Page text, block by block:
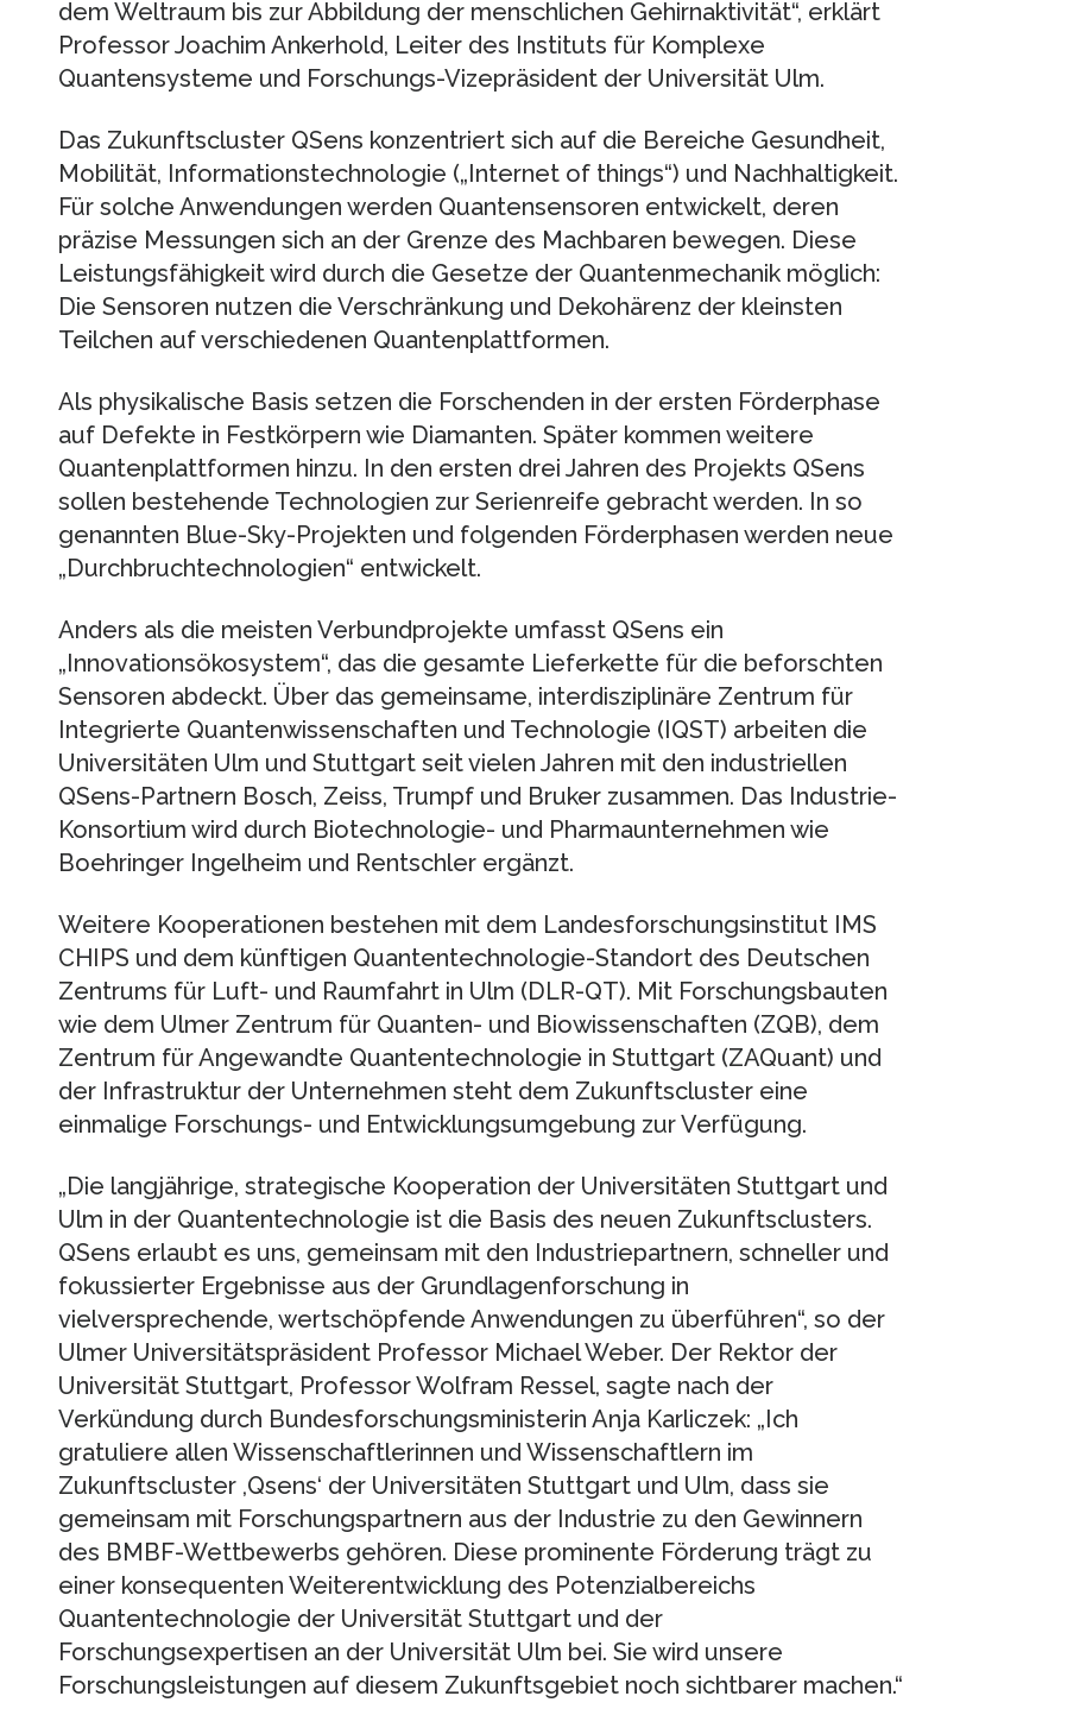
dem Weltraum bis zur Abbildung der menschlichen Gehirnaktivität“, erklärt
Professor Joachim Ankerhold, Leiter des Instituts für Komplexe
Quantensysteme und Forschungs-Vizepräsident der Universität Ulm.
Das Zukunftscluster QSens konzentriert sich auf die Bereiche Gesundheit,
Mobilität, Informationstechnologie („Internet of things“) und Nachhaltigkeit.
Für solche Anwendungen werden Quantensensoren entwickelt, deren
präzise Messungen sich an der Grenze des Machbaren bewegen. Diese
Leistungsfähigkeit wird durch die Gesetze der Quantenmechanik möglich:
Die Sensoren nutzen die Verschränkung und Dekohärenz der kleinsten
Teilchen auf verschiedenen Quantenplattformen.
Als physikalische Basis setzen die Forschenden in der ersten Förderphase
auf Defekte in Festkörpern wie Diamanten. Später kommen weitere
Quantenplattformen hinzu. In den ersten drei Jahren des Projekts QSens
sollen bestehende Technologien zur Serienreife gebracht werden. In so
genannten Blue-Sky-Projekten und folgenden Förderphasen werden neue
„Durchbruchtechnologien“ entwickelt.
Anders als die meisten Verbundprojekte umfasst QSens ein
„Innovationsökosystem“, das die gesamte Lieferkette für die beforschten
Sensoren abdeckt. Über das gemeinsame, interdisziplinäre Zentrum für
Integrierte Quantenwissenschaften und Technologie (IQST) arbeiten die
Universitäten Ulm und Stuttgart seit vielen Jahren mit den industriellen
QSens-Partnern Bosch, Zeiss, Trumpf und Bruker zusammen. Das Industrie-
Konsortium wird durch Biotechnologie- und Pharmaunternehmen wie
Boehringer Ingelheim und Rentschler ergänzt.
Weitere Kooperationen bestehen mit dem Landesforschungsinstitut IMS
CHIPS und dem künftigen Quantentechnologie-Standort des Deutschen
Zentrums für Luft- und Raumfahrt in Ulm (DLR-QT). Mit Forschungsbauten
wie dem Ulmer Zentrum für Quanten- und Biowissenschaften (ZQB), dem
Zentrum für Angewandte Quantentechnologie in Stuttgart (ZAQuant) und
der Infrastruktur der Unternehmen steht dem Zukunftscluster eine
einmalige Forschungs- und Entwicklungsumgebung zur Verfügung.
„Die langjährige, strategische Kooperation der Universitäten Stuttgart und
Ulm in der Quantentechnologie ist die Basis des neuen Zukunftsclusters.
QSens erlaubt es uns, gemeinsam mit den Industriepartnern, schneller und
fokussierter Ergebnisse aus der Grundlagenforschung in
vielversprechende, wertschöpfende Anwendungen zu überführen“, so der
Ulmer Universitätspräsident Professor Michael Weber. Der Rektor der
Universität Stuttgart, Professor Wolfram Ressel, sagte nach der
Verkündung durch Bundesforschungsministerin Anja Karliczek: „Ich
gratuliere allen Wissenschaftlerinnen und Wissenschaftlern im
Zukunftscluster ,Qsens‘ der Universitäten Stuttgart und Ulm, dass sie
gemeinsam mit Forschungspartnern aus der Industrie zu den Gewinnern
des BMBF-Wettbewerbs gehören. Diese prominente Förderung trägt zu
einer konsequenten Weiterentwicklung des Potenzialbereichs
Quantentechnologie der Universität Stuttgart und der
Forschungsexpertisen an der Universität Ulm bei. Sie wird unsere
Forschungsleistungen auf diesem Zukunftsgebiet noch sichtbarer machen.“